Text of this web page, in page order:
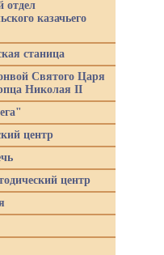
отдел
казачьего
станица
Святого Царя
Николая II
центр
центр